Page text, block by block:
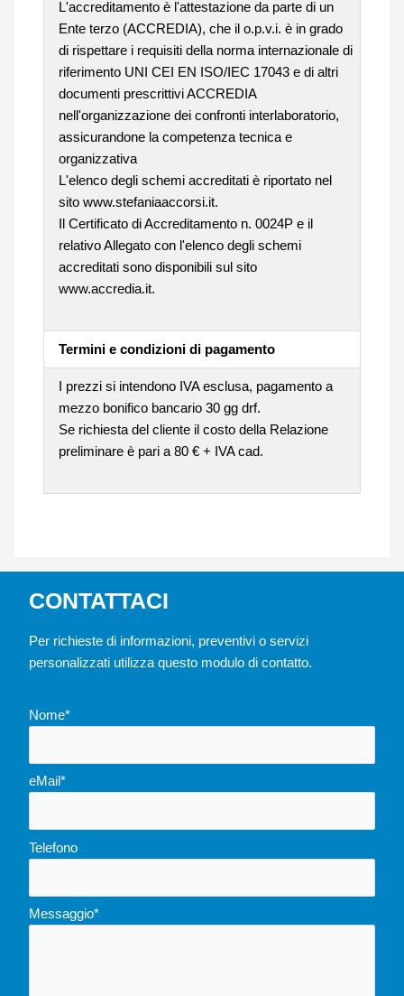
L'accreditamento è l'attestazione da parte di un
Ente terzo (ACCREDIA), che il o.p.v.i. è in grado
di rispettare i requisiti della norma internazionale di
riferimento UNI CEI EN ISO/IEC 17043 e di altri
documenti prescrittivi ACCREDIA
nell'organizzazione dei confronti interlaboratorio,
assicurandone la competenza tecnica e
organizzativa
L'elenco degli schemi accreditati è riportato nel
sito www.stefaniaaccorsi.it.
Il Certificato di Accreditamento n. 0024P e il
relativo Allegato con l'elenco degli schemi
accreditati sono disponibili sul sito
www.accredia.it.
Termini e condizioni di pagamento
I prezzi si intendono IVA esclusa, pagamento a
mezzo bonifico bancario 30 gg drf.
Se richiesta del cliente il costo della Relazione
preliminare è pari a 80 € + IVA cad.
CONTATTACI
Per richieste di informazioni, preventivi o servizi
personalizzati utilizza questo modulo di contatto.
Nome*
eMail*
Telefono
Messaggio*